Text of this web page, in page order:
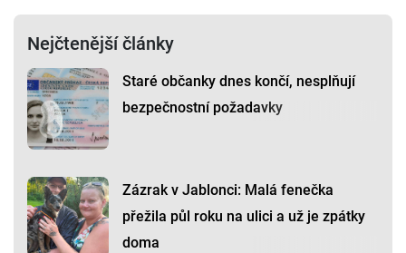
Nejčtenější články
Staré občanky dnes končí, nesplňují
bezpečnostní požadavky
Zázrak v Jablonci: Malá fenečka
přežila půl roku na ulici a už je zpátky
doma